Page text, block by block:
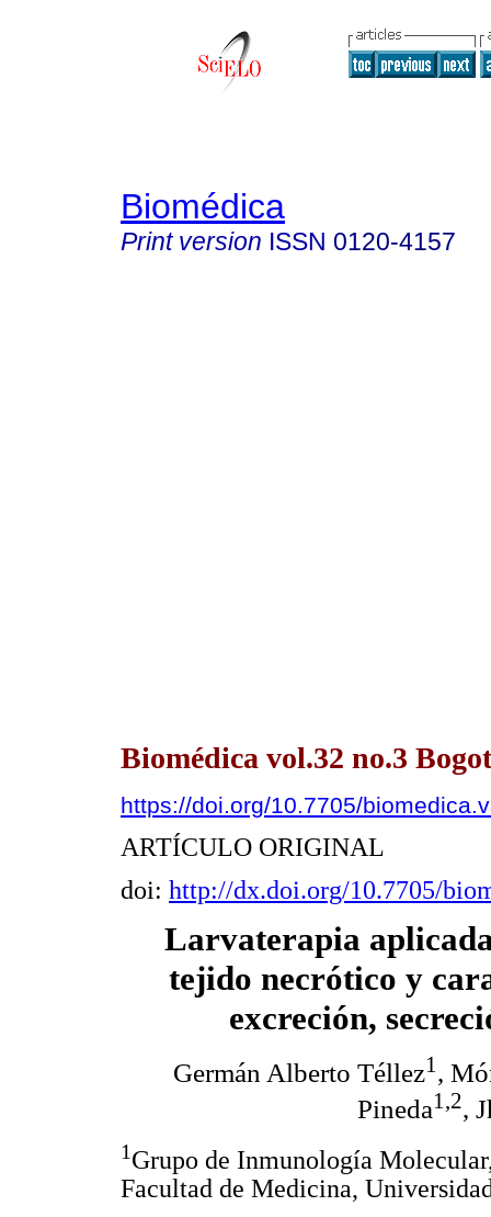
Biomédica
Print version ISSN 0120-4157
Biomédica vol.32 no.3
https://doi.org/10.7705/
ARTÍCULO ORIGINAL
doi: http://dx.doi.org/10.7705/
Larvaterapia
tejido necrótico y
excreción,
Germán Alberto Téllez1 ,
Pineda1,2,
1Grupo de Inmunología
Facultad de Medicina,